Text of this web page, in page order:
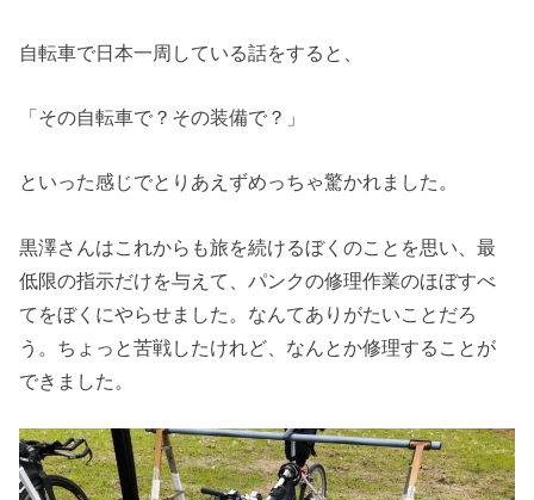
自転車で日本一周している話をすると、
「その自転車で？その装備で？」
といった感じでとりあえずめっちゃ驚かれました。
黒澤さんはこれからも旅を続けるぼくのことを思い、最
低限の指示だけを与えて、パンクの修理作業のほぼすべ
てをぼくにやらせました。なんてありがたいことだろ
う。ちょっと苦戦したけれど、なんとか修理することが
できました。